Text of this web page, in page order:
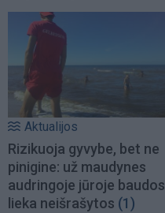
Aktualijos
Rizikuoja gyvybe, bet ne
pinigine: už maudynes
audringoje jūroje baudos
lieka neišrašytos (1)